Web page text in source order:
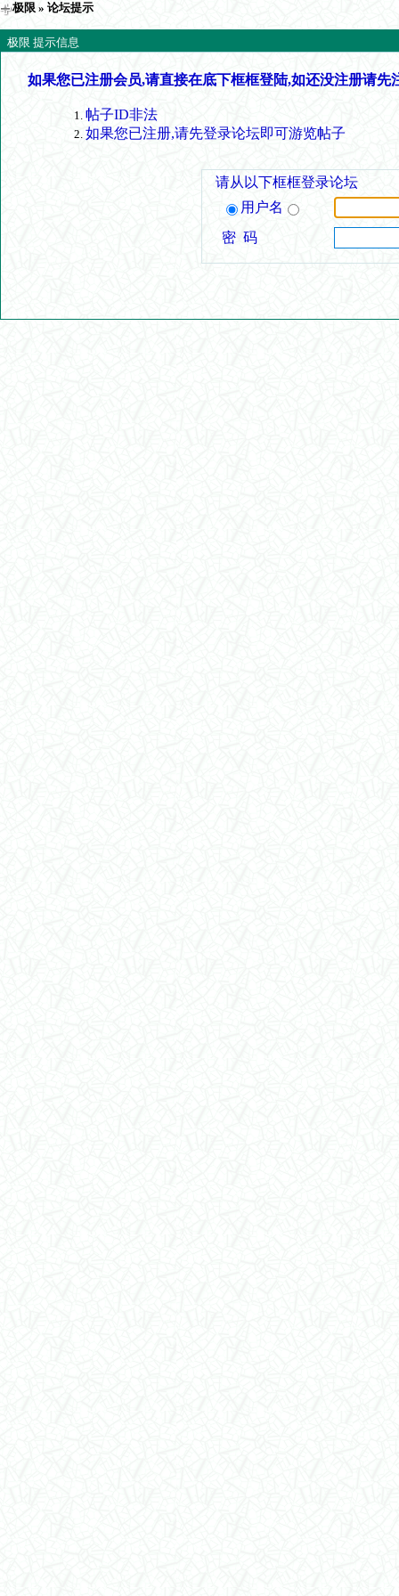
极限 » 论坛提示
极限 提示信息
如果您已注册会员,请直接在底下框框登陆,如还没注册请先
帖子ID非法
如果您已注册,请先登录论坛即可游览帖子
请从以下框框登录论坛
用户名
密 码